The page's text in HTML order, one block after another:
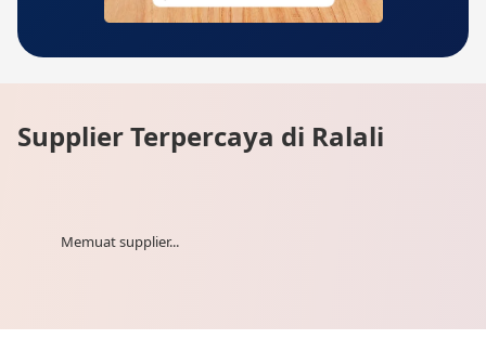
Supplier Terpercaya di Ralali
Memuat supplier...